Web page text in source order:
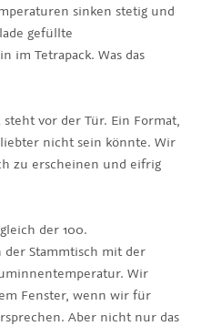
sinken stetig und
gefüllte
im Tetrapack. Was das
vor der Tür. Ein Format,
nicht sein könnte. Wir
zu erscheinen und eifrig
der 100.
der Stammtisch mit der
Wir
Fenster, wenn wir für
Aber nicht nur das